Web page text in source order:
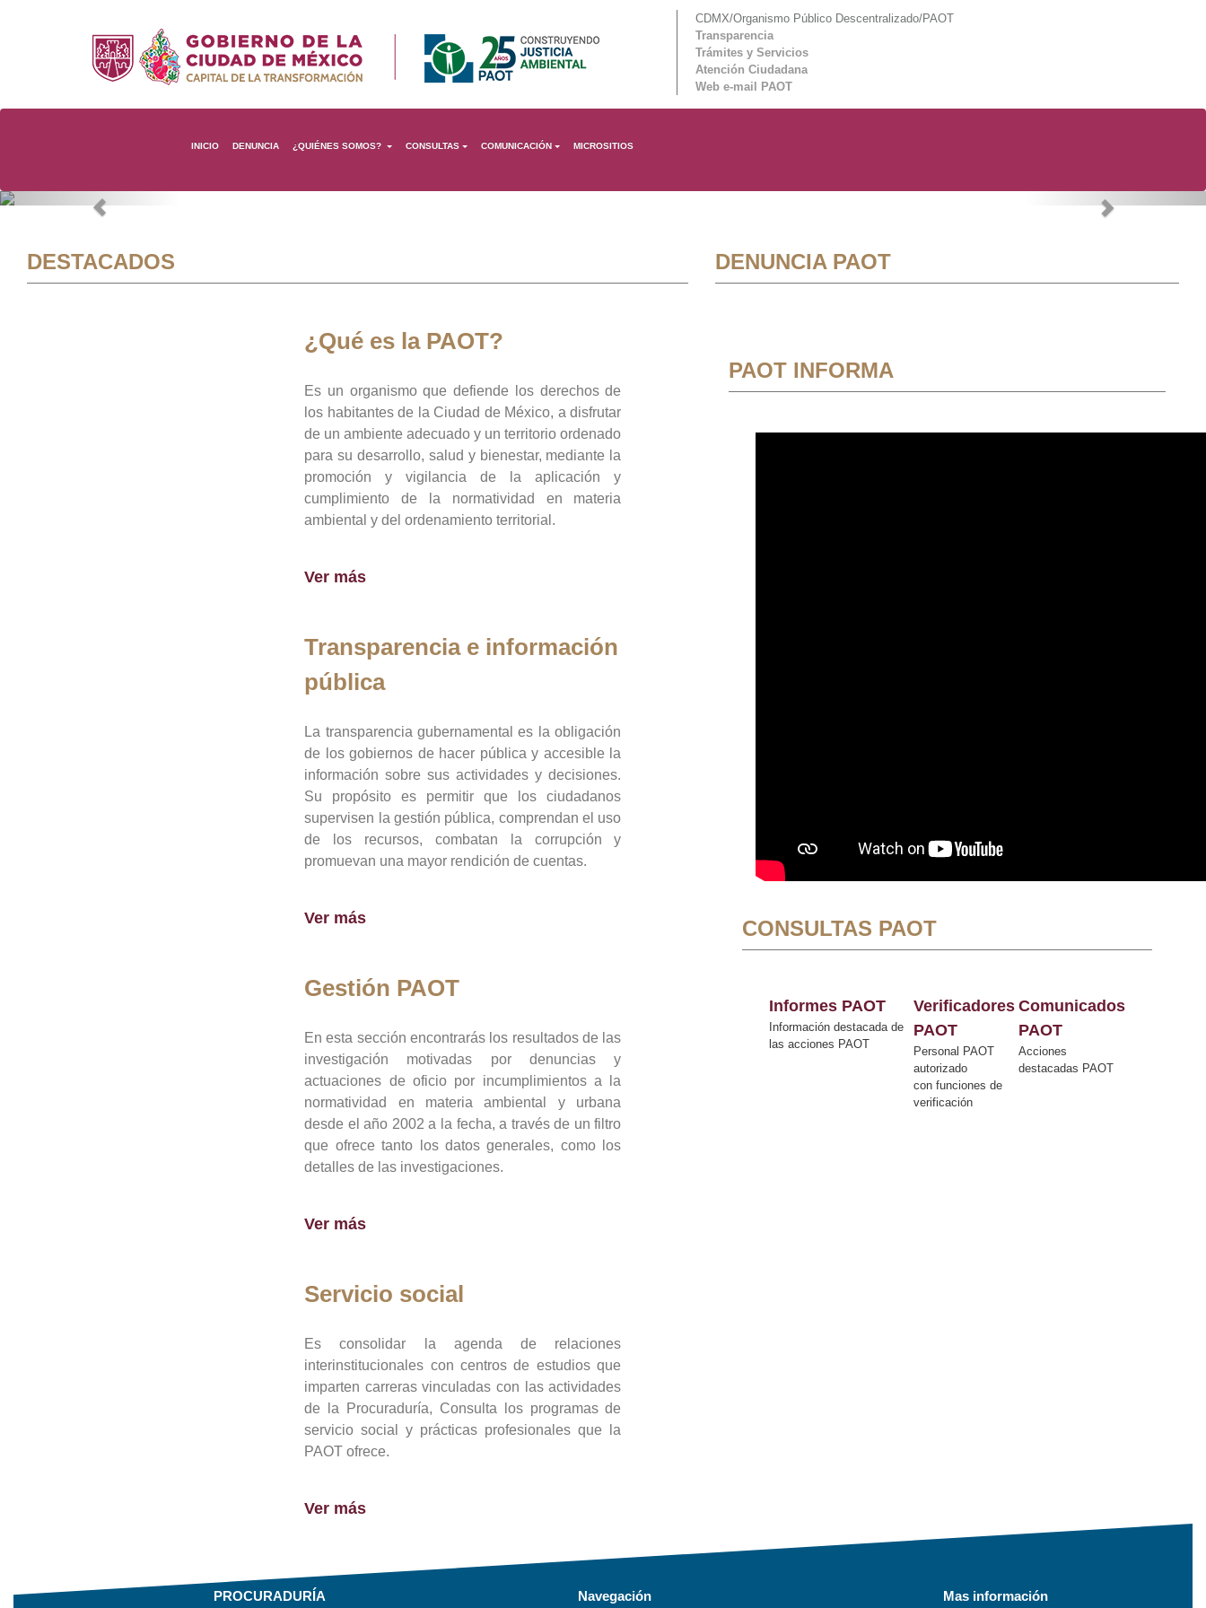
CDMX/Organismo Público Descentralizado/PAOT
Transparencia
Trámites y Servicios
Atención Ciudadana
Web e-mail PAOT
INICIO DENUNCIA ¿QUIÉNES SOMOS? CONSULTAS COMUNICACIÓN MICROSITIOS
Previous Next
DESTACADOS
¿Qué es la PAOT?
Es un organismo que defiende los derechos de
los habitantes de la Ciudad de México, a disfrutar
de un ambiente adecuado y un territorio ordenado
para su desarrollo, salud y bienestar, mediante la
promoción y vigilancia de la aplicación y
cumplimiento de la normatividad en materia
ambiental y del ordenamiento territorial.
Ver más
Transparencia e información
pública
La transparencia gubernamental es la obligación
de los gobiernos de hacer pública y accesible la
información sobre sus actividades y decisiones.
Su propósito es permitir que los ciudadanos
supervisen la gestión pública, comprendan el uso
de los recursos, combatan la corrupción y
promuevan una mayor rendición de cuentas.
Ver más
Gestión PAOT
En esta sección encontrarás los resultados de las
investigación motivadas por denuncias y
actuaciones de oficio por incumplimientos a la
normatividad en materia ambiental y urbana
desde el año 2002 a la fecha, a través de un filtro
que ofrece tanto los datos generales, como los
detalles de las investigaciones.
Ver más
Servicio social
Es consolidar la agenda de relaciones
interinstitucionales con centros de estudios que
imparten carreras vinculadas con las actividades
de la Procuraduría, Consulta los programas de
servicio social y prácticas profesionales que la
PAOT ofrece.
Ver más
DENUNCIA PAOT
PAOT INFORMA
CONSULTAS PAOT
Informes PAOT
Información destacada de
las acciones PAOT
Verificadores
PAOT
Personal PAOT
autorizado
con funciones de
verificación
Comunicados
PAOT
Acciones
destacadas PAOT
PROCURADURÍA Navegación Mas información